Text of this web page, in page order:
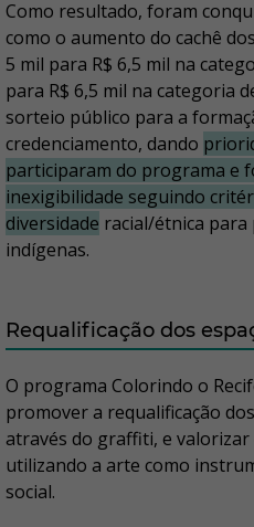
Como resultado, foram
como o aumento do cachê
5 mil para R$ 6,5 mil na
para R$ 6,5 mil na categoria
sorteio público para a
credenciamento, dando
participaram do programa e
inexigibilidade seguindo
diversidade racial/étnica para
indígenas.
Requalificação dos
O programa Colorindo o
promover a requalificação
através do graffiti, e
utilizando a arte como
social.